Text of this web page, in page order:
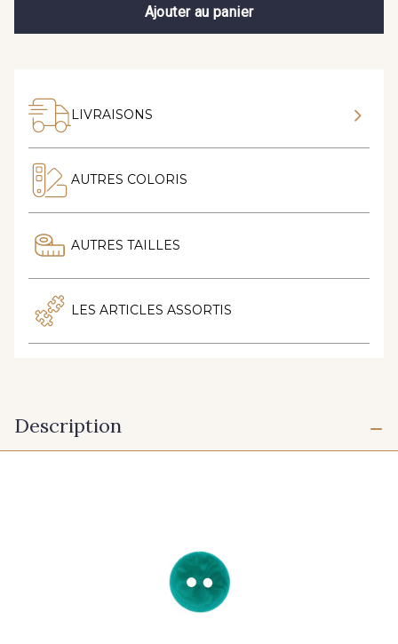
Ajouter au panier
LIVRAISONS
AUTRES COLORIS
AUTRES TAILLES
LES ARTICLES ASSORTIS
Description